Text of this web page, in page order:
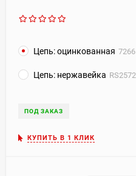
Цепь: оцинкованная 7266
Цепь: нержавейка
ПОД ЗАКАЗ
КУПИТЬ В 1 КЛИК